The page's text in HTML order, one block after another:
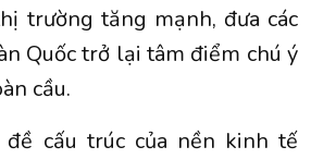
trường tăng mạnh, đưa các
Quốc trở lại tâm điểm chú ý
cầu.
đề cấu trúc của nền kinh tế